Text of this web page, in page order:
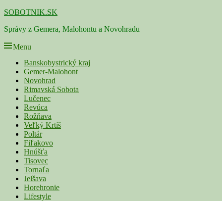
Skip
content
SOBOTNIK.SK
Správy z Gemera, Malohontu a Novohradu
Menu
Primárne
menu
Banskobystrický kraj
Gemer-Malohont
Novohrad
Rimavská Sobota
Lučenec
Revúca
Rožňava
Veľký Krtíš
Poltár
Fiľakovo
Hnúšťa
Tisovec
Tornaľa
Jelšava
Horehronie
Lifestyle